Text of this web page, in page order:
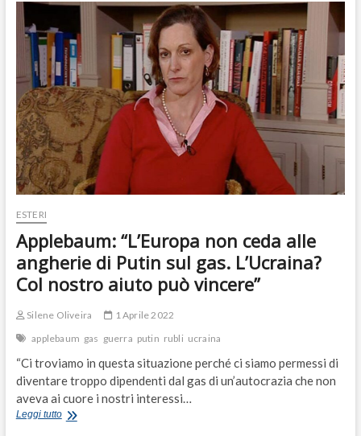
ESTERI
Applebaum: “L’Europa non ceda alle
angherie di Putin sul gas. L’Ucraina?
Col nostro aiuto può vincere”
Silene Oliveira
1 Aprile 2022
applebaum gas guerra putin rubli ucraina
“Ci troviamo in questa situazione perché ci siamo permessi di
diventare troppo dipendenti dal gas di un’autocrazia che non
aveva ai cuore i nostri interessi…
Leggi tuttoApplebaum: